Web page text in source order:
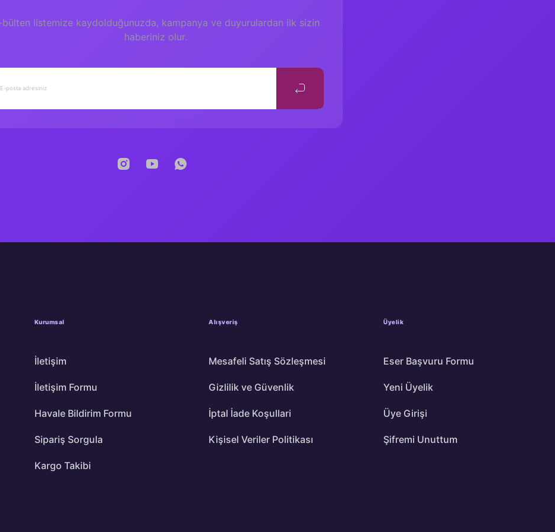
bülten listemize kaydolduğunuzda, kampanya ve duyurulardan ilk sizin
haberiniz olur.
Kurumsal
İletişim
İletişim Formu
Havale Bildirim Formu
Sipariş Sorgula
Kargo Takibi
Alışveriş
Mesafeli Satış Sözleşmesi
Gizlilik ve Güvenlik
İptal İade Koşullari
Kişisel Veriler Politikası
Üyelik
Eser Başvuru Formu
Yeni Üyelik
Üye Girişi
Şifremi Unuttum